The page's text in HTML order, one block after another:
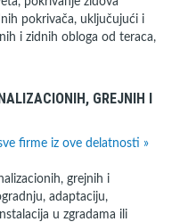
pokrivača, uključujući i
i zidnih obloga od teraca,
GREJNIH I
firme iz ove delatnosti »
grejnih i
adaptaciju,
u zgradama ili